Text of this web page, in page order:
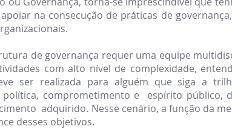
na consecução de práticas de
de governança requer uma equipe
com alto nível de complexidade,
ser realizada para alguém que siga a
política, comprometimento e espírito público,
adquirido. Nesse cenário, a função da
desses objetivos.